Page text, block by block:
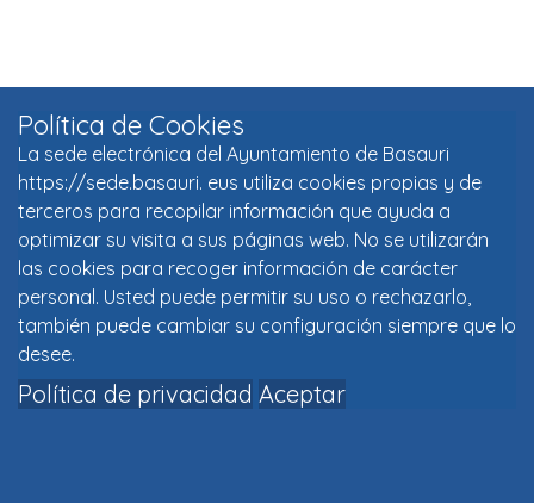
Política de Cookies
La sede electrónica del Ayuntamiento de Basauri
https://sede.basauri. eus utiliza cookies propias y de
terceros para recopilar información que ayuda a
optimizar su visita a sus páginas web. No se utilizarán
las cookies para recoger información de carácter
personal. Usted puede permitir su uso o rechazarlo,
también puede cambiar su configuración siempre que lo
desee.
Política de privacidad Aceptar